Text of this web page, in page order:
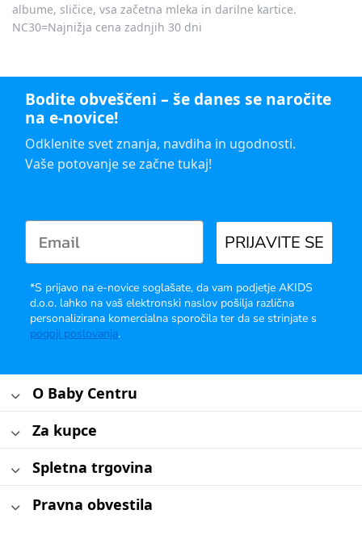
albume, sličice, vsa začetna mleka in darilne kartice.
NC30=Najnižja cena zadnjih 30 dni
Bodite obveščeni – še danes se naročite
na e-novice!
Odklenite svet znanja, navdiha in ugodnosti.
Vaše potovanje se začne tukaj!
PRIJAVITE SE
*S prijavo na e-novice soglašate, da vam podjetje AKIDS
d.o.o. lahko na vaš elektronski naslov pošilja različna
personalizirana komercialna sporočila ter da se strinjate s
pogoji poslovanja.
O Baby Centru
Za kupce
Spletna trgovina
Pravna obvestila